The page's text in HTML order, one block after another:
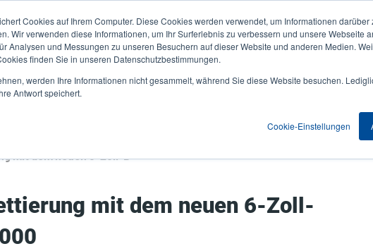
Cookies auf Ihrem Computer. Diese Cookies werden verwendet, um Informationen
Wir verwenden diese Informationen, um Ihr Surferlebnis zu verbessern und unsere Webseite
Analysen und Messungen zu unseren Besuchern auf dieser Website und anderen Medien.
finden Sie in unseren Datenschutzbestimmungen.
werden Ihre Informationen nicht gesammelt, während Sie diese Website besuchen.
Antwort speichert.
Cookie-Einstellungen
User
account
menu
Aktuelles & Veranstaltungen Unternehmen
Automatische Etikettierung mit dem neuen 6-Zoll-Druckmodul PEX-2000
mit dem neuen 6-Zoll-